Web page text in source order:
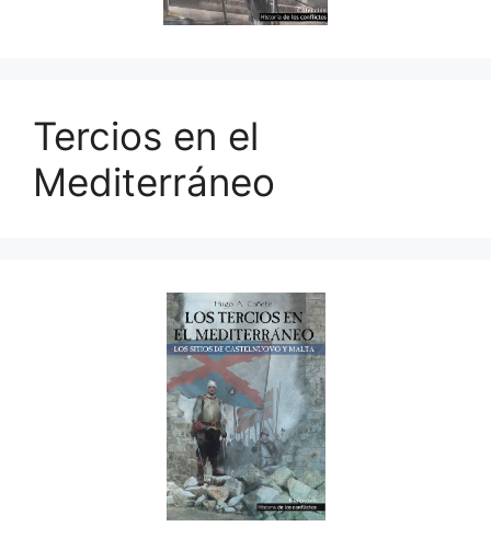
Tercios en el
Mediterráneo